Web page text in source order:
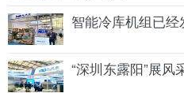
智能冷库机组已经
“深圳东露阳”展风